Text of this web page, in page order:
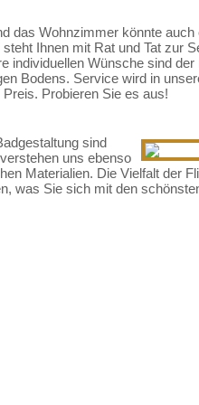
das Wohnzimmer könnte
Ihnen mit Rat und Tat zur
individuellen Wünsche sind
Bodens. Service wird in
Probieren Sie es aus!
sind
uns ebenso
Materialien. Die Vielfalt der
was Sie sich mit den